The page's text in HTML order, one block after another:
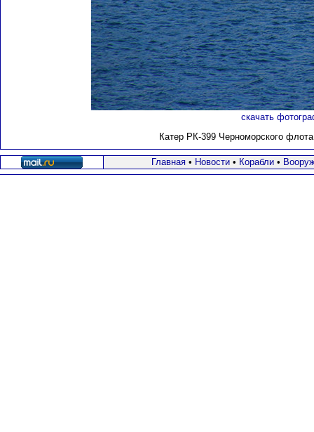
скачать
Катер РК-399 Черноморского
Главная• Новости• Корабли•